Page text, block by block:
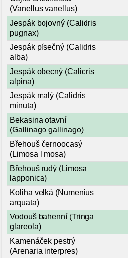
(Vanellus vanellus)
Jespák bojovný (Calidris
pugnax)
Jespák písečný (Calidris
alba)
Jespák obecný (Calidris
alpina)
Jespák malý (Calidris
minuta)
Bekasina otavní
(Gallinago gallinago)
Břehouš černoocasý
(Limosa limosa)
Břehouš rudý (Limosa
lapponica)
Koliha velká (Numenius
arquata)
Vodouš bahenní (Tringa
glareola)
Kamenáček pestrý
(Arenaria interpres)